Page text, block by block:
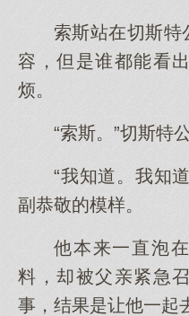
索斯站在切斯特
容，但是谁都能看
烦。
“索斯。”切斯特
“我知道。我知
副恭敬的模样。
他本来一直泡
料，却被父亲紧急
事，结果是让他一起